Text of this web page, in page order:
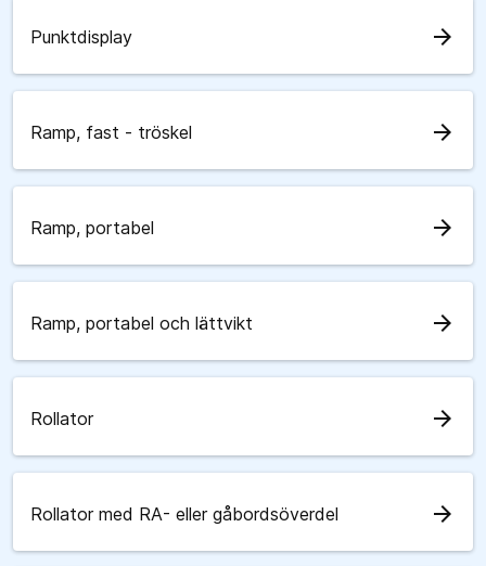
Punktdisplay arrow_forward
Ramp, fast - tröskel arrow_forward
Ramp, portabel arrow_forward
Ramp, portabel och lättvikt arrow_forward
Rollator arrow_forward
Rollator med RA- eller gåbordsöverdel arrow_forward